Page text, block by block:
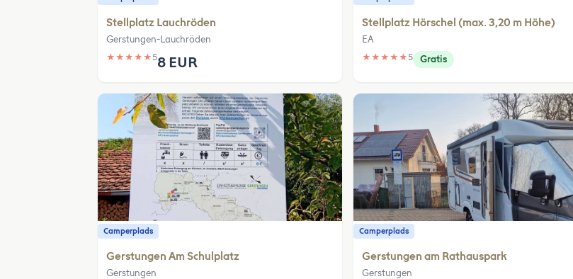
Stellplatz Lauchröden
Gerstungen-Lauchröden
★ ★ ★ ★ ★58 EUR
Stellplatz Hörschel (max. 3,20 m Höhe)
EA
★ ★ ★ ★ ★5 Gratis
Camperplads
Gerstungen Am Schulplatz
Gerstungen
Camperplads
Gerstungen am Rathauspark
Gerstungen